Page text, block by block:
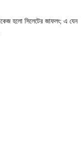
হলো সিলেটের জাফলং; এ যেন